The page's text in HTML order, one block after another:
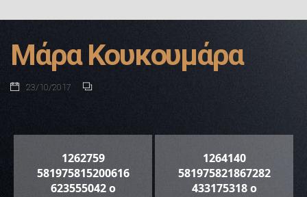
Μάρα Κουκουμάρα
23/10/2017
1262759
581975815200616
623555042 o
1264140
581975821867282
433175318 o